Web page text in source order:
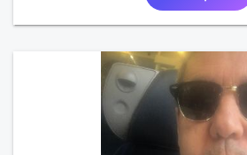
et les calinous réguliers 😊❤️ La
par peser, alors si tu es en
temps de discuter… et laissons